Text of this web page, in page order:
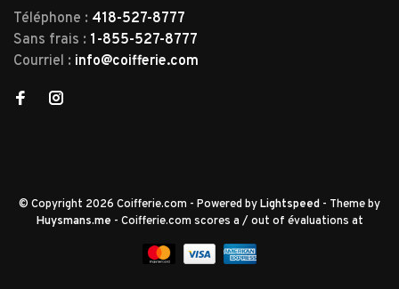
Téléphone : 418-527-8777
Sans frais : 1-855-527-8777
Courriel : info@coifferie.com
© Copyright 2026 Coifferie.com - Powered byLightspeed - Theme by
Huysmans.me - Coifferie.com scores a / out of évaluations at